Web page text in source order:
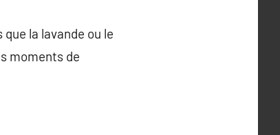
la lavande ou le
moments de